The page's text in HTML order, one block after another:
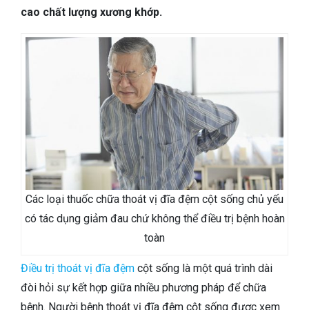
cao chất lượng xương khớp.
Các loại thuốc chữa thoát vị đĩa đệm cột sống chủ yếu
có tác dụng giảm đau chứ không thể điều trị bệnh hoàn
toàn
Điều trị thoát vị đĩa đệm cột sống là một quá trình dài
đòi hỏi sự kết hợp giữa nhiều phương pháp để chữa
bệnh. Người bệnh thoát vị đĩa đệm cột sống được xem